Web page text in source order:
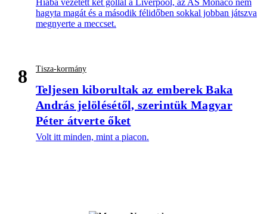
Hiába vezetett két góllal a Liverpool, az AS Monaco nem
hagyta magát és a második félidőben sokkal jobban játszva
megnyerte a meccset.
8 Tisza-kormány
Teljesen kiborultak az emberek Baka
András jelölésétől, szerintük Magyar
Péter átverte őket
Volt itt minden, mint a piacon.